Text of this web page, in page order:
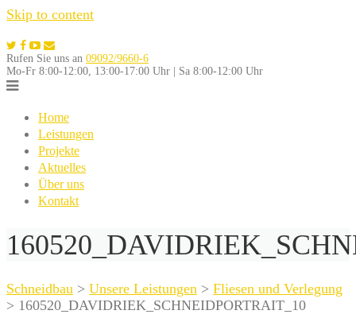
Skip to content
Rufen Sie uns an 09092/9660-6
Mo-Fr 8:00-12:00, 13:00-17:00 Uhr | Sa 8:00-12:00 Uhr
Home
Leistungen
Projekte
Aktuelles
Über uns
Kontakt
Schneidbau > Unsere Leistungen > Fliesen und Verlegung
> 160520_DAVIDRIEK_SCHNEIDPORTRAIT_10